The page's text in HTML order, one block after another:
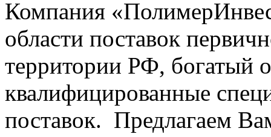
Компания
области поставок
территории РФ, богатый
квалифицированные
поставок. Предлагаем